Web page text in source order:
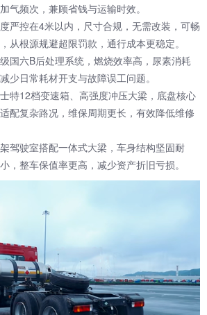
气频次，兼顾省钱与运输时效。
严控在4米以内，尺寸合规，无需改装，可畅
从根源规避超限罚款，通行成本更稳定。
国六B后处理系统，燃烧效率高，尿素消耗
少日常耗材开支与故障误工问题。
特12档变速箱、高强度冲压大梁，底盘核心
配复杂路况，维保周期更长，有效降低维修
驾驶室搭配一体式大梁，车身结构坚固耐
，整车保值率更高，减少资产折旧亏损。